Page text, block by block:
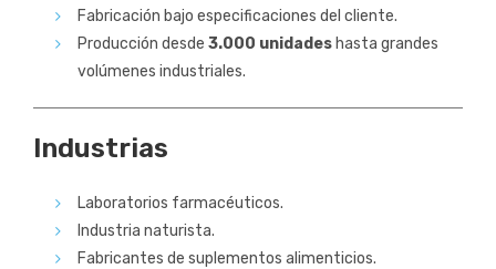
Fabricación bajo especificaciones del cliente.
Producción desde 3.000 unidades hasta grandes
volúmenes industriales.
Industrias
Laboratorios farmacéuticos.
Industria naturista.
Fabricantes de suplementos alimenticios.